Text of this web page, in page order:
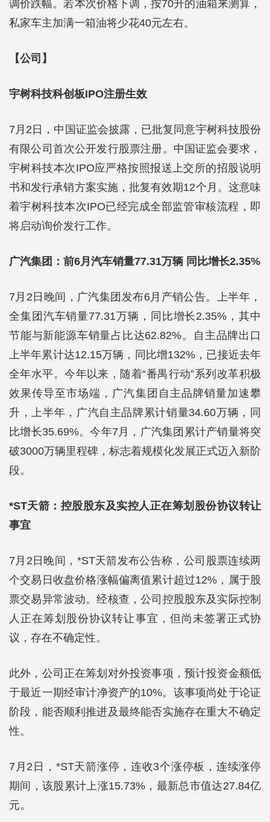
调价跌幅。若本次价格下调，按70升的油箱来测算，
私家车主加满一箱油将少花40元左右。
【公司】
宇树科技科创板IPO注册生效
7月2日，中国证监会披露，已批复同意宇树科技股份
有限公司首次公开发行股票注册。中国证监会要求，
宇树科技本次IPO应严格按照报送上交所的招股说明
书和发行承销方案实施，批复有效期12个月。这意味
着宇树科技本次IPO已经完成全部监管审核流程，即
将启动询价发行工作。
广汽集团：前6月汽车销量77.31万辆 同比增长2.35%
7月2日晚间，广汽集团发布6月产销公告。上半年，
全集团汽车销量77.31万辆，同比增长2.35%，其中
节能与新能源车销量占比达62.82%。自主品牌出口
上半年累计达12.15万辆，同比增132%，已接近去年
全年水平。今年以来，随着“番禺行动”系列改革积极
效果传导至市场端，广汽集团自主品牌销量加速攀
升，上半年，广汽自主品牌累计销量34.60万辆，同
比增长35.69%。今年7月，广汽集团累计产销量将突
破3000万辆里程碑，标志着规模化发展正式迈入新阶
段。
*ST天箭：控股股东及实控人正在筹划股份协议转让
事宜
7月2日晚间，*ST天箭发布公告称，公司股票连续两
个交易日收盘价格涨幅偏离值累计超过12%，属于股
票交易异常波动。经核查，公司控股股东及实际控制
人正在筹划股份协议转让事宜，但尚未签署正式协
议，存在不确定性。
此外，公司正在筹划对外投资事项，预计投资金额低
于最近一期经审计净资产的10%。该事项尚处于论证
阶段，能否顺利推进及最终能否实施存在重大不确定
性。
7月2日，*ST天箭涨停，连收3个涨停板，连续涨停
期间，该股累计上涨15.73%，最新总市值达27.84亿
元。